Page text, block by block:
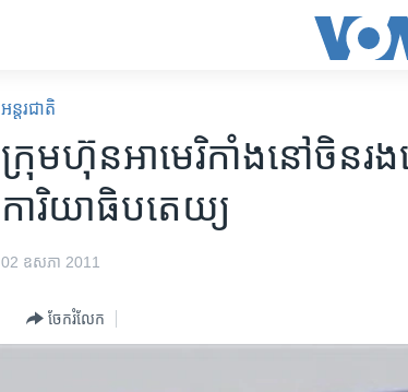
អន្តរជាតិ
ក្រុមហ៊ុន​អាមេរិកាំង​នៅ​ចិន​រ
ការិយាធិបតេយ្យ
02 ឧសភា 2011
ចែករំលែក